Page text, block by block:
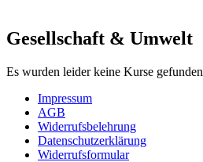
Gesellschaft & Umwelt
Es wurden leider keine Kurse gefunden
Impressum
AGB
Widerrufsbelehrung
Datenschutzerklärung
Widerrufsformular